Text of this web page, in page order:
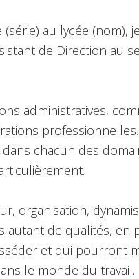
au lycée (nom),
de Direction au
administratives,
chacun des
organisation,
autant de qualités, en
et qui pourront
le monde du travail.